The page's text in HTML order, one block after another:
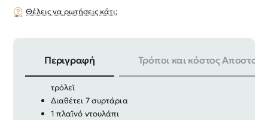
Θέλεις να ρωτήσεις κάτι;
Περιγραφή Τρόποι και κόστος
Εργαλειοφορέας μεταλλικός πτυσσόμενος με
τρόλεϊ
Διαθέτει 7 συρτάρια
1 πλαϊνό ντουλάπι